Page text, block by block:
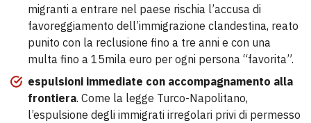
migranti a entrare nel paese rischia l’accusa di
favoreggiamento dell’immigrazione clandestina, reato
punito con la reclusione fino a tre anni e con una
multa fino a 15mila euro per ogni persona “favorita”.
espulsioni immediate con accompagnamento alla
frontiera. Come la legge Turco-Napolitano,
l’espulsione degli immigrati irregolari privi di permesso